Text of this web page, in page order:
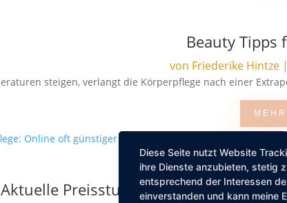
Beauty Tipps
von Friederike Hintze|
steigen, verlangt die Körperpflege nach einer
Aktuelle Preisstudie bei Premium-
Diese Seite nutzt Website
ihre Dienste anzubieten, stetig
entsprechend der Interessen
einverstanden und kann meine